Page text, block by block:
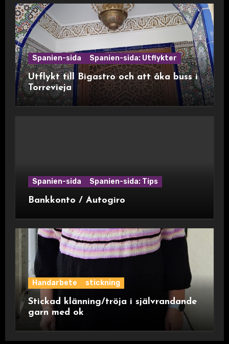
Spanien-sida Spanien-sida: Utflykter
Utflykt till Bigastro och att åka buss i
Torrevieja
Spanien-sida Spanien-sida: Tips
Bankkonto / Autogiro
Handarbete stickning
Stickad klänning/tröja i självrandande
garn med ok